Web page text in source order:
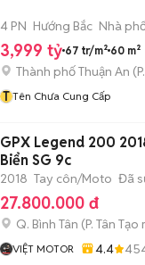
4 PN Hướng Bắc Nhà
3,999 tỷ 67 tr/m² 60 m²
Thành phố Thuận An (
T Tên Chưa Cung Cấp
GPX Legend 200
Biển SG 9c
2018 Tay côn/Moto Đã
27.800.000 đ
Q. Bình Tân (P. Tân Tạo
VIỆT MOTOR 4.4